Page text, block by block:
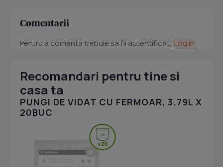
Comentarii
Pentru a comenta trebuie sa fii autentificat. Log in
Recomandari pentru tine si
casa ta
PUNGI DE VIDAT CU FERMOAR, 3.79L X
20BUC